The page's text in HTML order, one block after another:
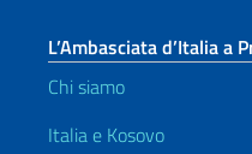
L’Ambasciata d’Italia a
Chi siamo
Italia e Kosovo